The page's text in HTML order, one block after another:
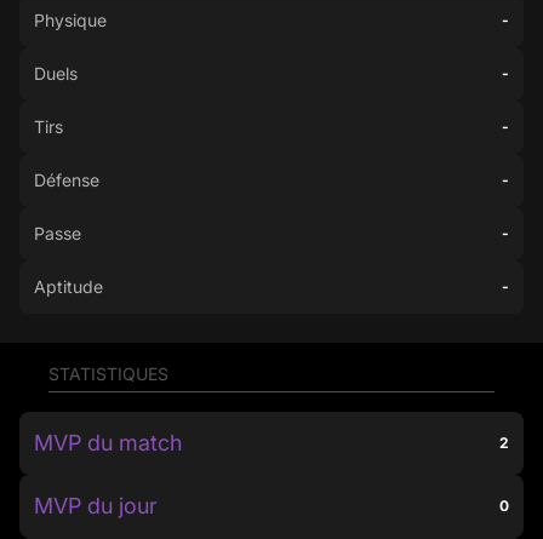
Physique -
Duels -
Tirs -
Défense -
Passe -
Aptitude -
STATISTIQUES
MVP du match 2
MVP du jour 0